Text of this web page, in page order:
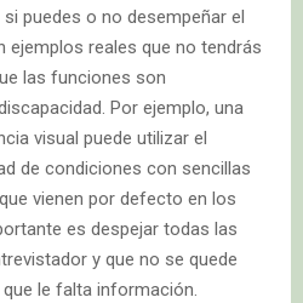
puedes o no desempeñar el
ejemplos reales que no tendrás
las funciones son
Por ejemplo, una
visual puede utilizar el
de condiciones con sencillas
vienen por defecto en los
es despejar todas las
y que no se quede
le falta información.